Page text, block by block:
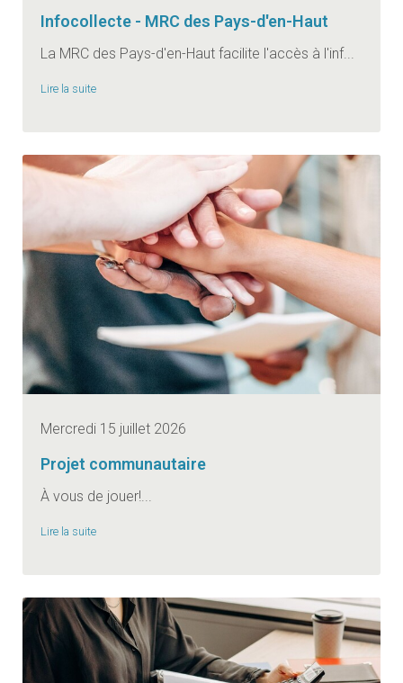
Infocollecte - MRC des Pays-d'en-Haut
La MRC des Pays-d'en-Haut facilite l'accès à l'inf...
Lire la suite
Mercredi 15 juillet 2026
Projet communautaire
À vous de jouer!...
Lire la suite